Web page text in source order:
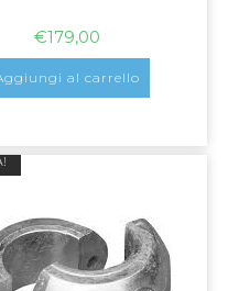
€179,00
al carrello